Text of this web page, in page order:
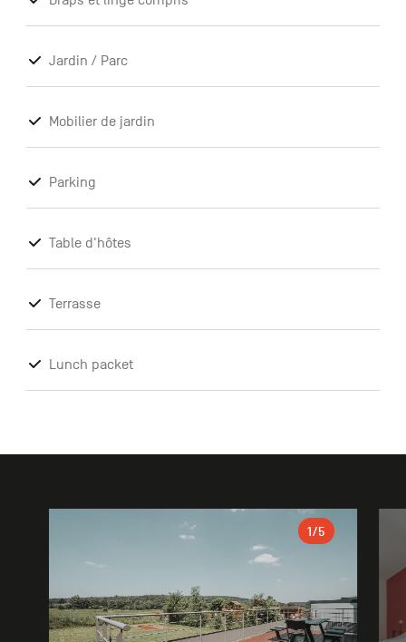
Jardin / Parc
Mobilier de jardin
Parking
Table d'hôtes
Terrasse
Lunch packet
1/5